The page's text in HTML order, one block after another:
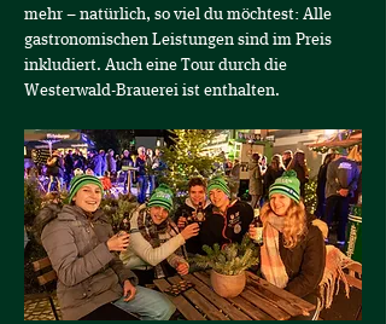
mehr – natürlich, so viel du möchtest: Alle
gastronomischen Leistungen sind im Preis
inkludiert. Auch eine Tour durch die
Westerwald-Brauerei ist enthalten.